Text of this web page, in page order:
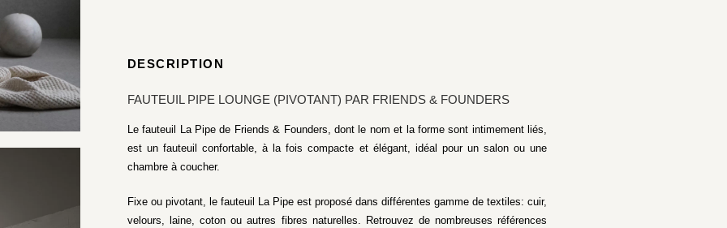
DESCRIPTION
FAUTEUIL PIPE LOUNGE (PIVOTANT) PAR FRIENDS & FOUNDERS
Le fauteuil La Pipe de Friends & Founders, dont le nom et la forme sont intimement liés,
est un fauteuil confortable, à la fois compacte et élégant, idéal pour un salon ou une
chambre à coucher.
Fixe ou pivotant, le fauteuil La Pipe est proposé dans différentes gamme de textiles: cuir,
velours, laine, coton ou autres fibres naturelles. Retrouvez de nombreuses références